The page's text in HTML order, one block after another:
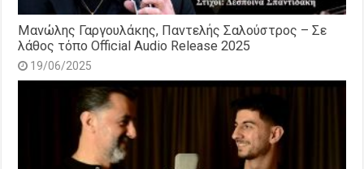
Μανώλης Γαργουλάκης, Παντελής Σαλούστρος – Σε
λάθος τόπο Official Audio Release 2025
19/06/2025